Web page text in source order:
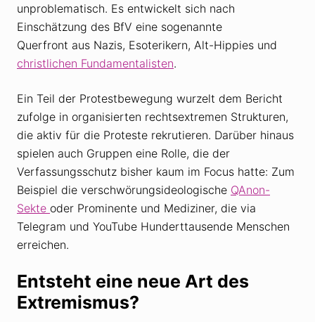
unproblematisch. Es entwickelt sich nach
Einschätzung des BfV eine sogenannte
Querfront aus Nazis, Esoterikern, Alt-Hippies und
christlichen Fundamentalisten.
Ein Teil der Protestbewegung wurzelt dem Bericht
zufolge in organisierten rechtsextremen Strukturen,
die aktiv für die Proteste rekrutieren. Darüber hinaus
spielen auch Gruppen eine Rolle, die der
Verfassungsschutz bisher kaum im Focus hatte: Zum
Beispiel die verschwörungsideologische QAnon-
Sekte oder Prominente und Mediziner, die via
Telegram und YouTube Hunderttausende Menschen
erreichen.
Entsteht eine neue Art des
Extremismus?